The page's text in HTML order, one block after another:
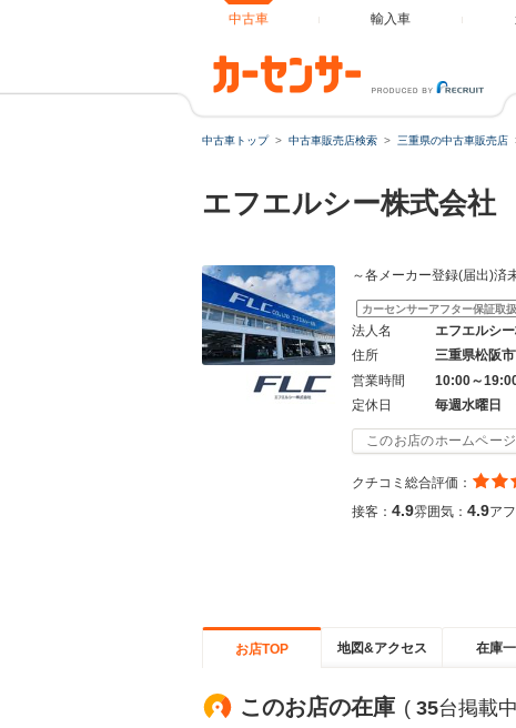
中古車 輸入車
中古車トップ 中古車販売店検索 三重県の中古車販売店
エフエルシー株式会
～各メーカー登録(届出)済
カーセンサーアフター保証取
法人名
エフエルシ
住所
三重県松阪
営業時間
10:00～
定休日
毎週水曜日
このお店のホームページ
クチコミ総合評価：
接客： 4.9雰囲気： 4.9ア
お店TOP 地図&アクセス 在庫
このお店の在庫 ( 35台掲載